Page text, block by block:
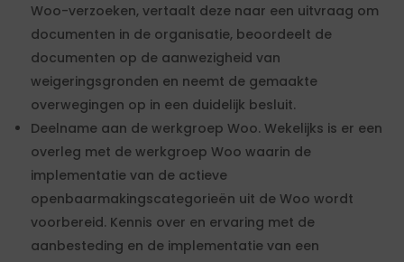
Woo-verzoeken, vertaalt deze naar een uitvraag om
documenten in de organisatie, beoordeelt de
documenten op de aanwezigheid van
weigeringsgronden en neemt de gemaakte
overwegingen op in een duidelijk besluit.
Deelname aan de werkgroep Woo. Wekelijks is er een
overleg met de werkgroep Woo waarin de
implementatie van de actieve
openbaarmakingscategorieën uit de Woo wordt
voorbereid. Kennis over en ervaring met de
aanbesteding en de implementatie van een